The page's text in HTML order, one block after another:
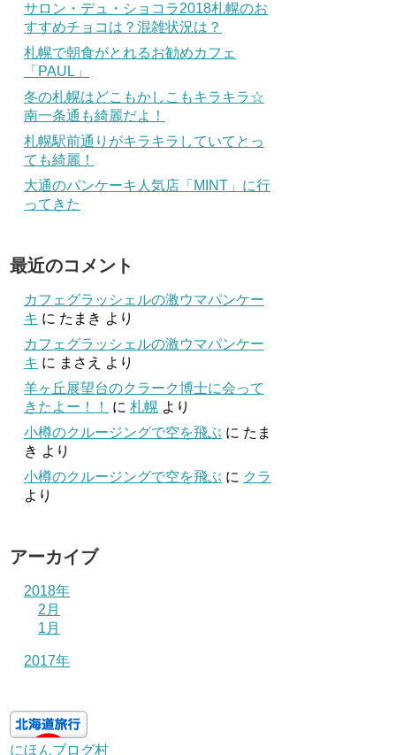
サロン・デュ・ショコラ2018札幌のお
すすめチョコは？混雑状況は？
札幌で朝食がとれるお勧めカフェ
「PAUL」
冬の札幌はどこもかしこもキラキラ☆
南一条通も綺麗だよ！
札幌駅前通りがキラキラしていてとっ
ても綺麗！
大通のパンケーキ人気店「MINT」に行
ってきた
最近のコメント
カフェグラッシェルの激ウマパンケー
キ に たまき より
カフェグラッシェルの激ウマパンケー
キ に まさえ
より
羊ヶ丘展望台のクラーク博士に会って
きたよー！！
に 札幌 より
小樽のクルージングで空を飛ぶ に たま
き より
小樽のクルージングで空を飛ぶ に クラ
より
アーカイブ
2018年
2月
1月
2017年
にほんブログ村